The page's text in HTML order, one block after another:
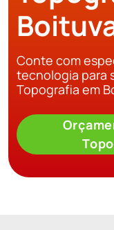
Conte com
tecnologia para
Topografia em